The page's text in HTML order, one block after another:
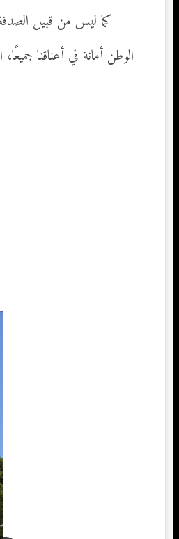
كما ليس من قبيل
الوطن أمانة في أعناقنا